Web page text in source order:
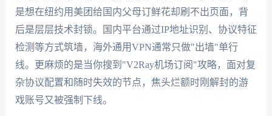
是想在纽约用美团给国内父母订鲜花却刷不出页面，背
后是层层技术封锁。国内平台通过IP地址识别、协议特征
检测等方式筑墙，海外通用VPN通常只做"出墙"单行
线。更麻烦的是当你搜到"V2Ray机场订阅"攻略，面对复
杂协议配置和随时失效的节点，焦头烂额时刚解封的游
戏账号又被强制下线。